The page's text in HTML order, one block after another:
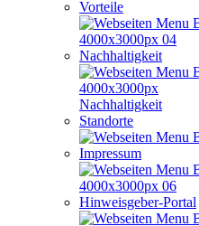
Vorteile
Nachhaltigkeit
Nachhaltigkeit
Standorte
Impressum
Hinweisgeber-Portal